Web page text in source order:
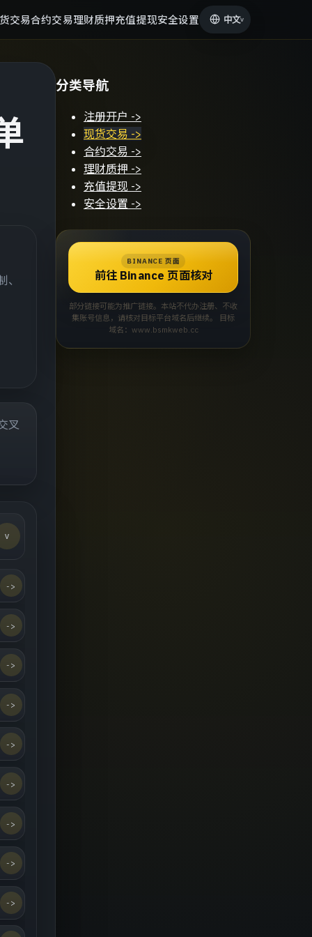
交易合约交易理财质押充值提现安全设置 中文v
叉
v
->
->
->
->
->
->
->
->
->
分类导航
注册开户 ->
现货交易 ->
合约交易 ->
理财质押 ->
充值提现 ->
安全设置 ->
BINANCE 页面
前往 Binance 页面核对
部分链接可能为推广链接。本站不代办注册、不收
集账号信息，请核对目标平台域名后继续。 目标
域名：www.bsmkweb.cc